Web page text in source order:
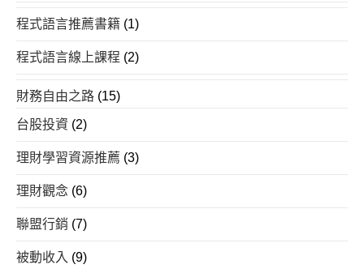
程式語言推薦書籍 (1)
程式語言線上課程 (2)
財務自由之路 (15)
台股投資 (2)
理財學習資源推薦 (3)
理財觀念 (6)
聯盟行銷 (7)
被動收入 (9)